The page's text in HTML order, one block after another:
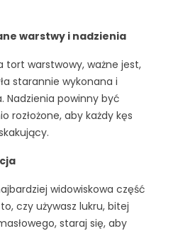
warstwy i nadzienia
tort warstwowy, ważne jest,
starannie wykonana i
Nadzienia powinny być
rozłożone, aby każdy kęs
widowiskowa część
czy używasz lukru, bitej
staraj się, aby